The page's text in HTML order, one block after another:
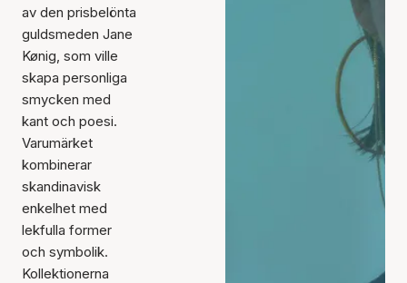
av den prisbelönta
guldsmeden Jane
Kønig, som ville
skapa personliga
smycken med
kant och poesi.
Varumärket
kombinerar
skandinavisk
enkelhet med
lekfulla former
och symbolik.
Kollektionerna